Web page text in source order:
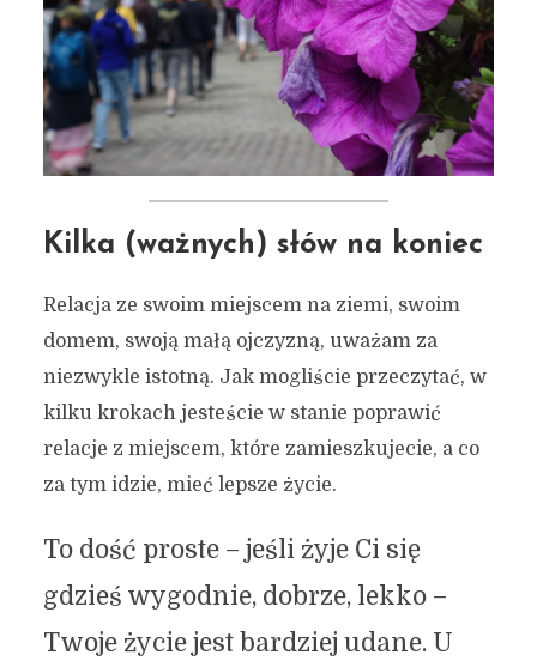
Kilka (ważnych) słów na koniec
Relacja ze swoim miejscem na ziemi, swoim
domem, swoją małą ojczyzną, uważam za
niezwykle istotną. Jak mogliście przeczytać, w
kilku krokach jesteście w stanie poprawić
relacje z miejscem, które zamieszkujecie, a co
za tym idzie, mieć lepsze życie.
To dość proste – jeśli żyje Ci się
gdzieś wygodnie, dobrze, lekko –
Twoje życie jest bardziej udane. U